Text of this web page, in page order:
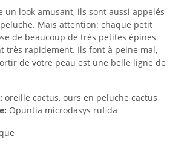
un look amusant, ils sont aussi appelés
Mais attention: chaque petit
de beaucoup de très petites épines
très rapidement. Ils font à peine mal,
de votre peau est une belle ligne de
oreille cactus, ours en peluche cactus
Opuntia microdasys rufida